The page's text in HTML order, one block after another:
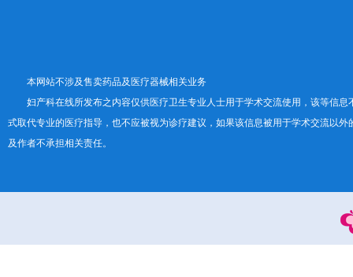
本网站不涉及售卖药品及医疗器械相关业务
妇产科在线所发布之内容仅供医疗卫生专业人士用于学术交流使用，该等信息
式取代专业的医疗指导，也不应被视为诊疗建议，如果该信息被用于学术交流以外
及作者不承担相关责任。